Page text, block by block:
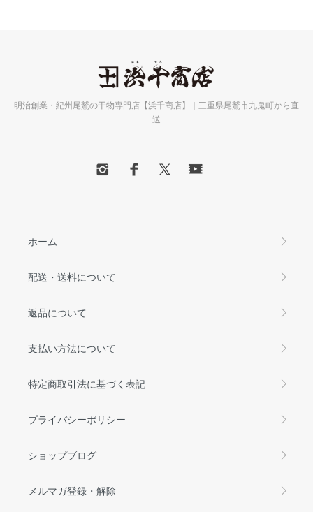
明治創業・紀州尾鷲の干物専門店【浜千商店】｜三重県尾鷲市九鬼町から直
送
ホーム
配送・送料について
返品について
支払い方法について
特定商取引法に基づく表記
プライバシーポリシー
ショップブログ
メルマガ登録・解除